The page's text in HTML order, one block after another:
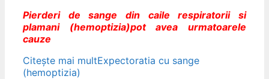
Pierderi de sange din caile respiratorii si
plamani (hemoptizia)pot avea urmatoarele
cauze
Citește mai multExpectoratia cu sange
(hemoptizia)